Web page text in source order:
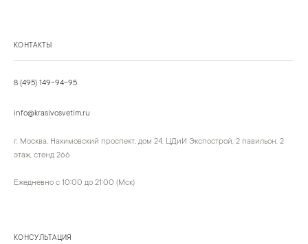
КОНТАКТЫ
8 (495) 149-94-95
info@krasivosvetim.ru
г. Москва, Нахимовский проспект, дом 24, ЦДиИ Экспострой, 2 павильон, 2
этаж, стенд 266
Ежедневно с 10:00 до 21:00 (Мск)
КОНСУЛЬТАЦИЯ